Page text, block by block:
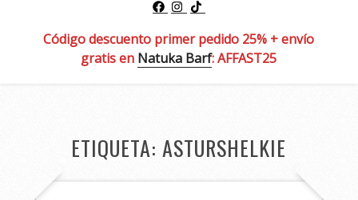
Código descuento primer pedido 25% + envío
gratis en Natuka Barf: AFFAST25
ETIQUETA:ASTURSHELKIE